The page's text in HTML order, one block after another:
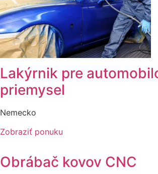
Lakýrnik pre
priemysel
Nemecko
Zobraziť ponuku
Obrábač kovov CNC